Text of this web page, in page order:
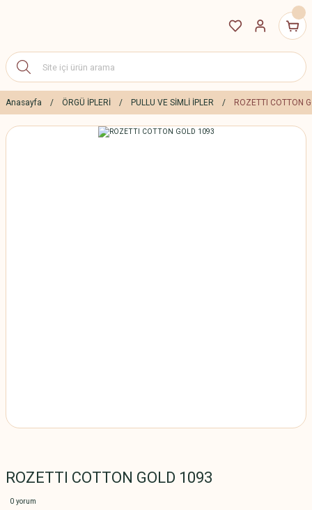
Anasayfa ÖRGÜ İPLERİ PULLU VE SİMLİ İPLER ROZETTI COTTON
ROZETTI COTTON GOLD 1093
0 yorum